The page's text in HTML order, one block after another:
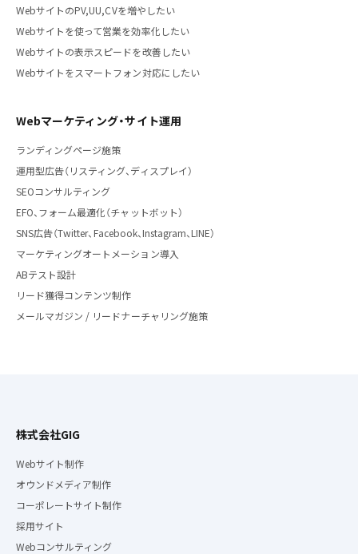
WebサイトのPV,UU,CVを増やしたい
Webサイトを使って営業を効率化したい
Webサイトの表示スピードを改善したい
Webサイトをスマートフォン対応にしたい
Webマーケティング・サイト運用
ランディングページ施策
運用型広告（リスティング、ディスプレイ）
SEOコンサルティング
EFO、フォーム最適化（チャットボット）
SNS広告（Twitter、Facebook、Instagram、LINE）
マーケティングオートメーション導入
ABテスト設計
リード獲得コンテンツ制作
メールマガジン / リードナーチャリング施策
株式会社GIG
Webサイト制作
オウンドメディア制作
コーポレートサイト制作
採用サイト
Webコンサルティング